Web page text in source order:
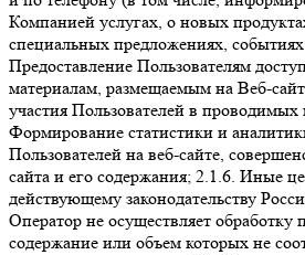
Компанией услугах, о новых
специальных предложениях,
Предоставление Пользователям
материалам, размещаемым на Веб-
участия Пользователей в проводимых
Формирование статистики и
Пользователей на веб-сайте,
сайта и его содержания; 2.1.6. Иные
действующему законодательству
Оператор не осуществляет обработку
содержание или объем которых не